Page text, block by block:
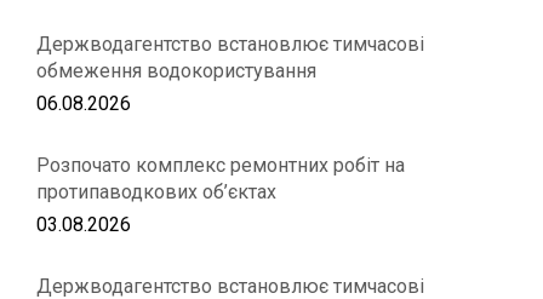
Держводагентство встановлює тимчасові
обмеження водокористування
06.08.2026
Розпочато комплекс ремонтних робіт на
протипаводкових об’єктах
03.08.2026
Держводагентство встановлює тимчасові